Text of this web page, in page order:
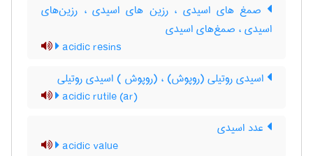
صمغ های اسیدی ، رزین های اسیدی ، رزین‌های
اسیدی ، صمغ‌های اسیدی
acidic resins
اسیدی روتیلی (روپوش) ، (روپوش ) اسیدی روتیلی
acidic rutile (ar)
عدد اسیدی
acidic value